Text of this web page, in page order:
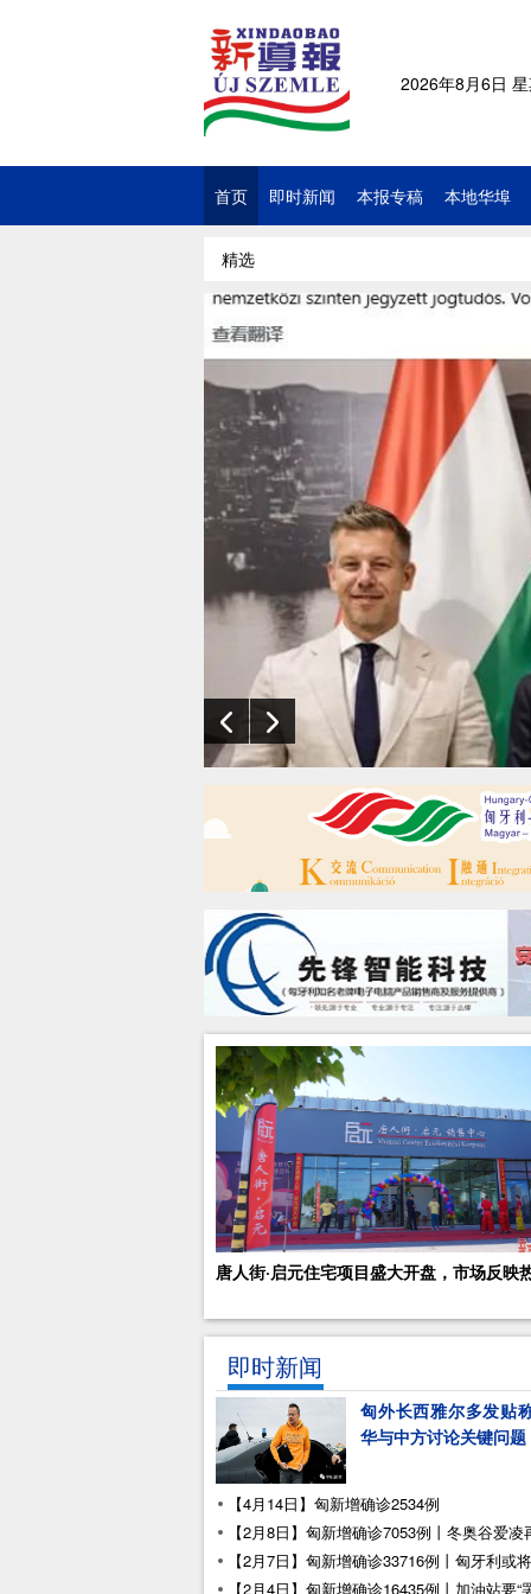
2026年8月6日
首页 即时新闻 本报专稿 本地华埠
精选
唐人街·启元住宅项目盛大开盘，市场反映
即时新闻
匈外长西雅尔多发贴
华与中方讨论关键问题
【4月14日】匈新增确诊2534例